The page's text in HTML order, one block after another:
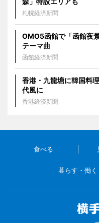
札幌経済新聞
OMO5函館で「函館夜
テーマ曲
函館経済新聞
香港・九龍塘に韓国料
代風に
香港経済新聞
食べる
暮らす・働く